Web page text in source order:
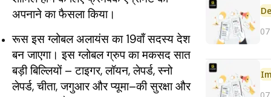
अपनाने का फैसला किया।
रूस इस ग्लोबल अलायंस का 19वाँ सदस्य देश
बन जाएगा। इस ग्लोबल ग्रुप का मकसद सात
बड़ी बिल्लियों – टाइगर, लॉयन, लेपर्ड, स्नो
लेपर्ड, चीता, जगुआर और प्यूमा–की सुरक्षा और